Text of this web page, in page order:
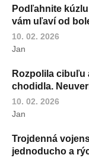
Podľahnite
vám uľaví od
10. 02. 2026
Jan
Rozpolila cibuľu
chodidla.
10. 02. 2026
Jan
Trojdenná
jednoducho a